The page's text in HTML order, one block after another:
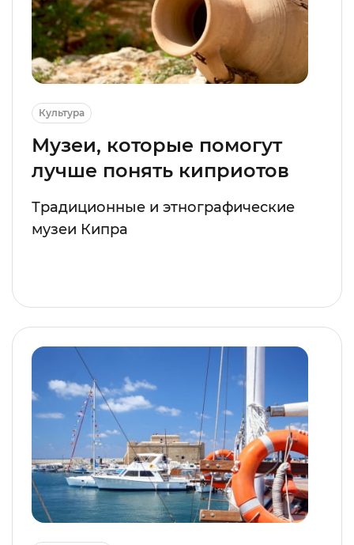
Культура
Музеи, которые помогут
лучше понять киприотов
Традиционные и этнографические
музеи Кипра